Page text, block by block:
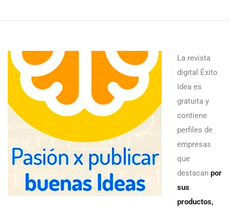
La revista
digital Éxito
Idea es
gratuita y
contiene
perfiles de
empresas
que
destacan por
sus
productos,